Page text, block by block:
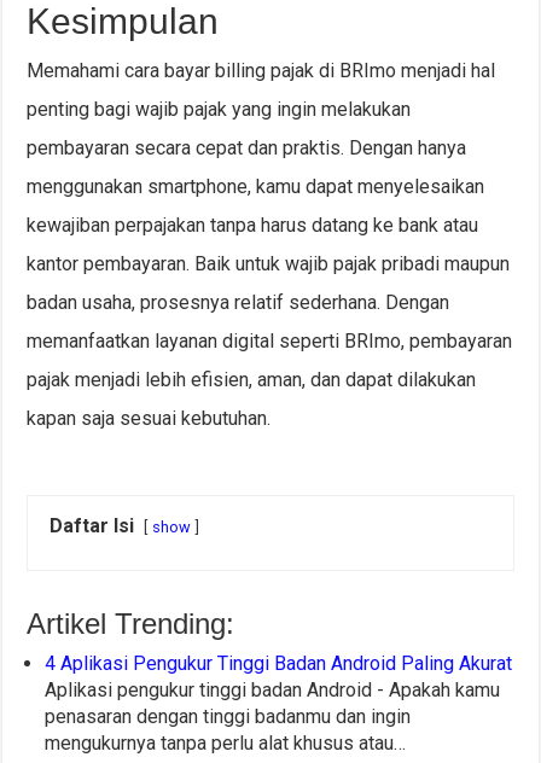
Kesimpulan
Memahami cara bayar billing pajak di BRImo menjadi hal
penting bagi wajib pajak yang ingin melakukan
pembayaran secara cepat dan praktis. Dengan hanya
menggunakan smartphone, kamu dapat menyelesaikan
kewajiban perpajakan tanpa harus datang ke bank atau
kantor pembayaran. Baik untuk wajib pajak pribadi maupun
badan usaha, prosesnya relatif sederhana. Dengan
memanfaatkan layanan digital seperti BRImo, pembayaran
pajak menjadi lebih efisien, aman, dan dapat dilakukan
kapan saja sesuai kebutuhan.
Daftar Isi show
Artikel Trending:
4 Aplikasi Pengukur Tinggi Badan Android Paling Akurat
Aplikasi pengukur tinggi badan Android - Apakah kamu
penasaran dengan tinggi badanmu dan ingin
mengukurnya tanpa perlu alat khusus atau…